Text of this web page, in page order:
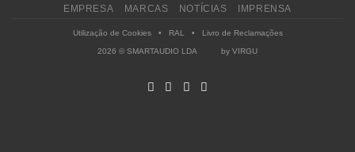
EMPRESA MARCAS NOTÍCIAS IMPRENSA
Utilização de Cookies• RAL • Livro de Reclamações
2026 © SMARTAUDIO LDA by VIRGU